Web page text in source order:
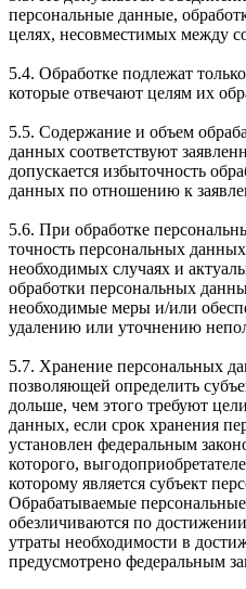
персональные данные,
целях, несовместимых между
5.4. Обработке подлежат
которые отвечают целям их
5.5. Содержание и объем
данных соответствуют
допускается избыточность
данных по отношению к
5.6. При обработке
точность персональных
необходимых случаях и
обработки персональных
необходимые меры и/или
удалению или уточнению
5.7. Хранение персональных
позволяющей определить
дольше, чем этого требуют
данных, если срок хранения
установлен федеральным
которого,
которому является субъект
Обрабатываемые
обезличиваются по
утраты необходимости в
предусмотрено федеральным